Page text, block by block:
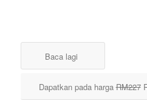
Baca lagi
Dapatkan pada hargaRM227